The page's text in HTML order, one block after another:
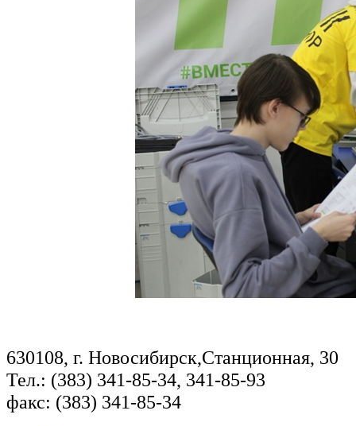
630108, г. Новосибирск,Станционная, 30
Тел.: (383) 341-85-34, 341-85-93
факс: (383) 341-85-34